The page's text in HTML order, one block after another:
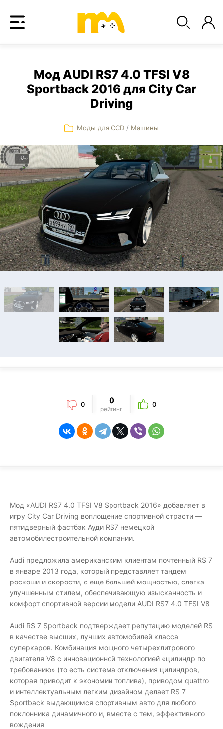
Мод AUDI RS7 4.0 TFSI V8
Sportback 2016 для City Car
Driving
Моды для CCD / Машины
0 0
рейтинг
0
Мод «AUDI RS7 4.0 TFSI V8 Sportback 2016» добавляет в
игру City Car Driving воплощение спортивной страсти —
пятидверный фастбэк Ауди RS7 немецкой
автомобилестроительной компании.
Audi предложила американским клиентам почтенный RS 7
в январе 2013 года, который представляет тандем
роскоши и скорости, с еще большей мощностью, слегка
улучшенным стилем, обеспечивающую изысканность и
комфорт спортивной версии модели AUDI RS7 4.0 TFSI V8
Audi RS 7 Sportback подтверждает репутацию моделей RS
в качестве высших, лучших автомобилей класса
суперкаров. Комбинация мощного четырехлитрового
двигателя V8 с инновационной технологией «цилиндр по
требованию» (то есть система отключения цилиндров,
которая приводит к экономии топлива), приводом quattro
и интеллектуальным легким дизайном делает RS 7
Sportback выдающимся спортивным авто для любого
поклонника динамичного и, вместе с тем, эффективного
вождения